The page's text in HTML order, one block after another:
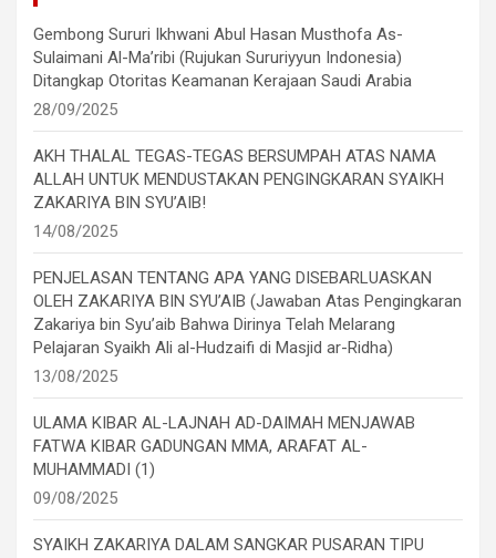
Gembong Sururi Ikhwani Abul Hasan Musthofa As-
Sulaimani Al-Ma’ribi (Rujukan Sururiyyun Indonesia)
Ditangkap Otoritas Keamanan Kerajaan Saudi Arabia
28/09/2025
AKH THALAL TEGAS-TEGAS BERSUMPAH ATAS NAMA
ALLAH UNTUK MENDUSTAKAN PENGINGKARAN SYAIKH
ZAKARIYA BIN SYU’AIB!
14/08/2025
PENJELASAN TENTANG APA YANG DISEBARLUASKAN
OLEH ZAKARIYA BIN SYU’AIB (Jawaban Atas Pengingkaran
Zakariya bin Syu’aib Bahwa Dirinya Telah Melarang
Pelajaran Syaikh Ali al-Hudzaifi di Masjid ar-Ridha)
13/08/2025
ULAMA KIBAR AL-LAJNAH AD-DAIMAH MENJAWAB
FATWA KIBAR GADUNGAN MMA, ARAFAT AL-
MUHAMMADI (1)
09/08/2025
SYAIKH ZAKARIYA DALAM SANGKAR PUSARAN TIPU